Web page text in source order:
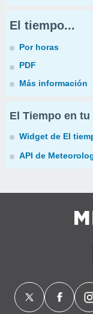
El tiempo...
Por horas
PDF
Más información
El Tiempo en tu
Widget de El
API de